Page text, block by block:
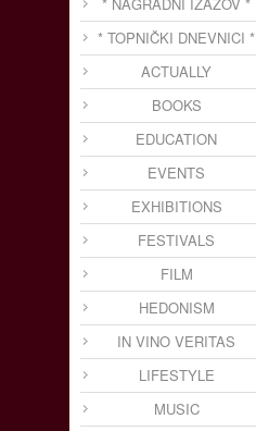
* NAGRADNI IZAZOV *
* TOPNIČKI DNEVNICI *
ACTUALLY
BOOKS
EDUCATION
EVENTS
EXHIBITIONS
FESTIVALS
FILM
HEDONISM
IN VINO VERITAS
LIFESTYLE
MUSIC